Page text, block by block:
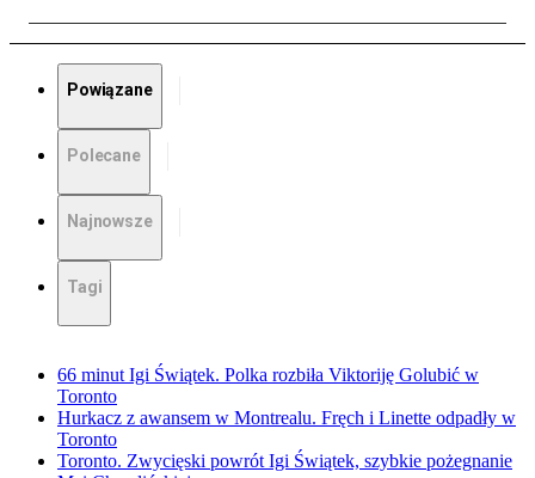
Powiązane
Polecane
Najnowsze
Tagi
66 minut Igi Świątek. Polka rozbiła Viktoriję Golubić w
Toronto
Hurkacz z awansem w Montrealu. Fręch i Linette odpadły w
Toronto
Toronto. Zwycięski powrót Igi Świątek, szybkie pożegnanie